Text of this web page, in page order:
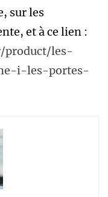
sur les
et à ce lien :
product/les-
i-les-portes-